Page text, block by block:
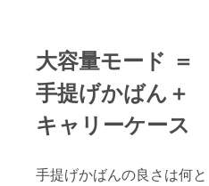
大容量モード ＝
手提げかばん＋
キャリーケース
手提げかばんの良さは何と